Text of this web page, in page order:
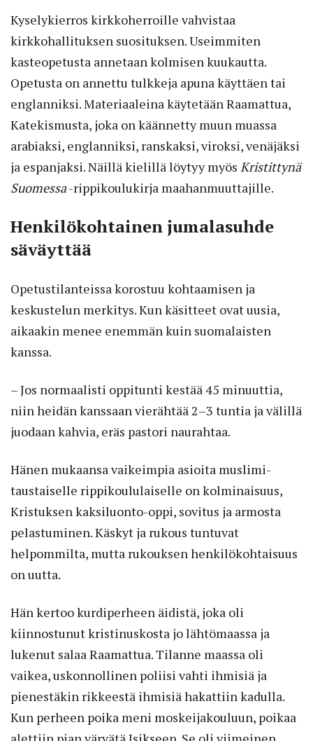
Kyselykierros kirkkoherroille vahvistaa
kirkkohallituksen suosituksen. Useimmiten
kasteopetusta annetaan kolmisen kuukautta.
Opetusta on annettu tulkkeja apuna käyttäen tai
englanniksi. Materiaaleina käytetään Raamattua,
Katekismusta, joka on käännetty muun muassa
arabiaksi, englanniksi, ranskaksi, viroksi, venäjäksi
ja espanjaksi. Näillä kielillä löytyy myös Kristittynä
Suomessa-rippikoulukirja maahanmuuttajille.
Henkilökohtainen jumalasuhde
säväyttää
Opetustilanteissa korostuu kohtaamisen ja
keskustelun merkitys. Kun käsitteet ovat uusia,
aikaakin menee enemmän kuin suomalaisten
kanssa.
– Jos normaalisti oppitunti kestää 45 minuuttia,
niin heidän kanssaan vierähtää 2–3 tuntia ja välillä
juodaan kahvia, eräs pastori naurahtaa.
Hänen mukaansa vaikeimpia asioi­ta muslimi-
taustaiselle rippikoululaiselle on kolminaisuus,
Kristuksen kaksiluonto-oppi, sovitus ja armosta
pelastuminen. Käskyt ja rukous tuntuvat
helpommilta, mutta rukouksen henkilökohtaisuus
on uutta.
Hän kertoo kurdiperheen äidistä, joka oli
kiinnostunut kristinuskosta jo lähtömaassa ja
lukenut salaa Raamattua. Tilanne maassa oli
vaikea, uskonnollinen poliisi vahti ihmisiä ja
pienestäkin rikkeestä ihmisiä hakattiin kadulla.
Kun perheen poika meni moskeijakouluun, poikaa